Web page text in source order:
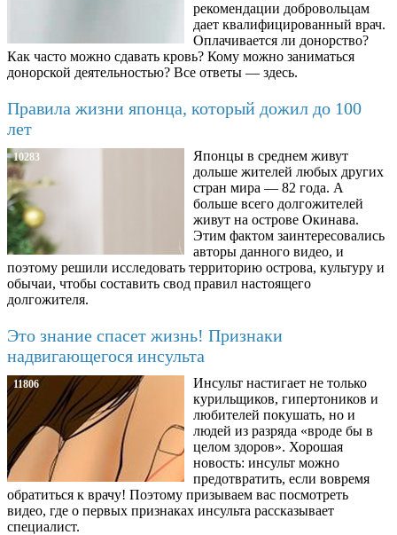
рекомендации добровольцам
дает квалифицированный врач.
Оплачивается ли донорство?
Как часто можно сдавать кровь? Кому можно заниматься
донорской деятельностью? Все ответы — здесь.
Правила жизни японца, который дожил до 100
лет
10283
Японцы в среднем живут
дольше жителей любых других
стран мира — 82 года. А
больше всего долгожителей
живут на острове Окинава.
Этим фактом заинтересовались
авторы данного видео, и
поэтому решили исследовать территорию острова, культуру и
обычаи, чтобы составить свод правил настоящего
долгожителя.
Это знание спасет жизнь! Признаки
надвигающегося инсульта
11806
Инсульт настигает не только
курильщиков, гипертоников и
любителей покушать, но и
людей из разряда «вроде бы в
целом здоров». Хорошая
новость: инсульт можно
предотвратить, если вовремя
обратиться к врачу! Поэтому призываем вас посмотреть
видео, где о первых признаках инсульта рассказывает
специалист.